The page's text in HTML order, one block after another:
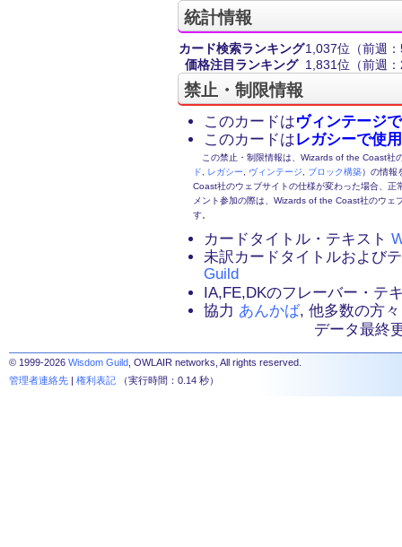
統計情報
カード検索ランキング1,037位 （前週
価格注目ランキング 1,831位 （前週
禁止・制限情報
このカードはヴィンテージ
このカードはレガシーで使
この禁止・制限情報は、Wizards of the Coast社
ド
レガシー ヴィンテージ ブロック構築）の情報
Coast社のウェブサイトの仕様が変わった場合、
メント参加の際は、Wizards of the Coast社のウェ
す。
カードタイトル・テキスト
未訳カードタイトルおよび
Guild
IA,FE,DKのフレーバー・テ
協力 あんかば, 他多数の方々
データ最終
© 1999-2026 Wisdom Guild , OWLAIR networks, All rights reserved.
管理者連絡先 | 権利表記 （実行時間：0.14 秒）